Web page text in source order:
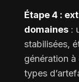
Étape 4 :
domaines :
stabilisées,
génération à
types